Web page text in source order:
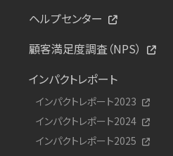
ヘルプセンター
顧客満足度調査（NPS）
インパクトレポート
インパクトレポート2023
インパクトレポート2024
インパクトレポート2025